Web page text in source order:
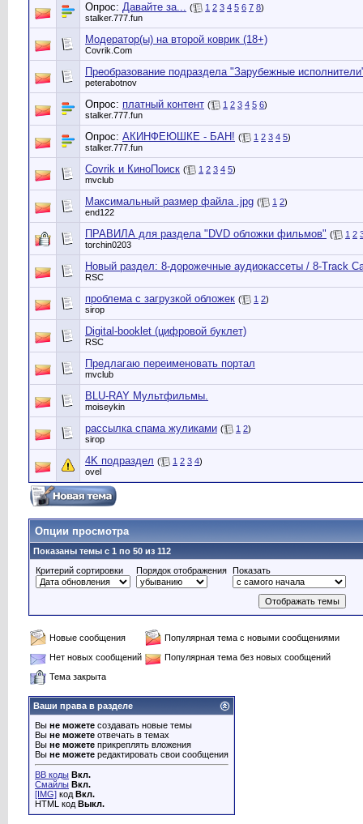
Опрос: Давайте за... ( 1 2 3 4 5 6 7 8)
stalker.777.fun
Модератор(ы) на второй коврик (18+)
Сovrik.Com
Преобразование подраздела "Зарубежные
peterabotnov
Опрос: платный контент ( 1 2 3 4 5 6)
stalker.777.fun
Опрос: АКИНФЕЮШКЕ - БАН! ( 1 2 3 4 5)
stalker.777.fun
Covrik и КиноПоиск ( 1 2 3 4 5)
mvclub
Максимальный размер файла .jpg ( 1 2)
end122
ПРАВИЛА для раздела "DVD обложки фильмов" ( 1 2
torchin0203
Новый раздел: 8-дорожечные аудиокассеты / 8-Track
RSC
проблема с загрузкой обложек ( 1 2)
sirop
Digital-booklet (цифровой буклет)
RSC
Предлагаю переименовать портал
mvclub
BLU-RAY Мультфильмы.
moiseykin
рассылка спама жуликами ( 1 2)
sirop
4K подраздел ( 1 2 3 4)
ovel
Опции просмотра
Показаны темы с 1 по 50 из 112
Критерий сортировки
Порядок отображения Показать
Новые сообщения
Популярная тема с новыми сообщениями
Нет новых сообщений
Популярная тема без новых сообщений
Тема закрыта
Ваши права в разделе
Вы не можете создавать новые темы
Вы не можете отвечать в темах
Вы не можете прикреплять вложения
Вы не можете редактировать свои сообщения
BB коды Вкл.
Смайлы Вкл.
[IMG] код Вкл.
HTML код Выкл.